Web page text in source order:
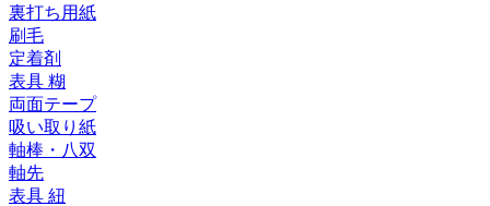
裏打ち用紙
刷毛
定着剤
表具 糊
両面テープ
吸い取り紙
軸棒・八双
軸先
表具 紐